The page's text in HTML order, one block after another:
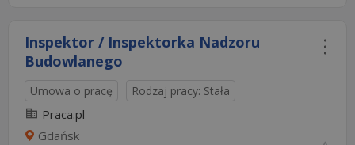
Inspektor / Inspektorka Nadzoru
Budowlanego
Umowa o pracę Rodzaj pracy: Stała
Praca.pl
Gdańsk